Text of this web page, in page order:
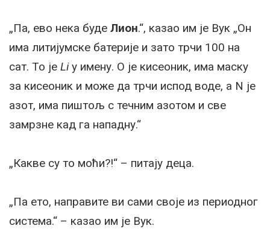
„Па, ево нека буде Лион.“, казао им је Вук „Он
има литијумске батерије и зато трчи 100 на
сат. То је Liу имену. O је кисеоник, има маску
за кисеоник и може да трчи испод воде, а N је
азот, има пиштољ с течним азотом и све
замрзне кад га нападну.“
„Какве су то моћи?!“ – питају деца.
„Па ето, направите ви сами своје из периодног
система.“ – казао им је Вук.